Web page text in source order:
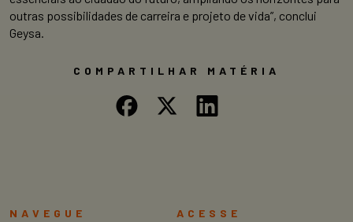
outras possibilidades de carreira e projeto de vida”, conclui
Geysa.
COMPARTILHAR MATÉRIA
NAVEGUE ACESSE